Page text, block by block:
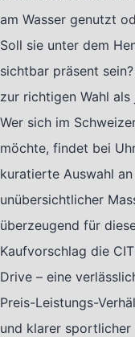
am Wasser genutzt
Soll sie unter dem
sichtbar präsent
zur richtigen Wahl
Wer sich im
möchte, findet bei
kuratierte Auswahl
unübersichtlicher
überzeugend für
Kaufvorschlag die
Drive – eine
Preis-Leistungs-
und klarer sportlicher